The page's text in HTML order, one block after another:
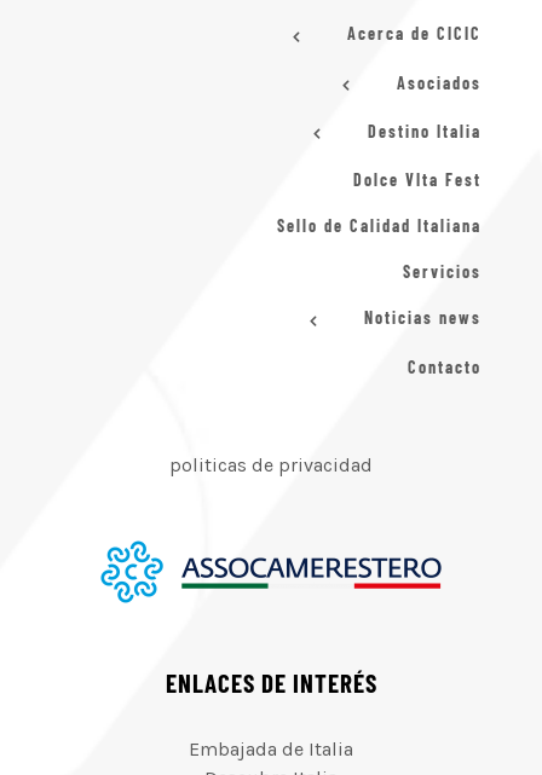
Acerca de CICIC
Asociados
Destino Italia
Dolce VIta Fest
Sello de Calidad Italiana
Servicios
Noticias news
Contacto
politicas de privacidad
ENLACES DE INTERÉS
Embajada de Italia